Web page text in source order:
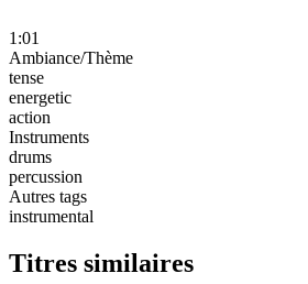
1:01
Ambiance/Thème
tense
energetic
action
Instruments
drums
percussion
Autres tags
instrumental
Titres similaires